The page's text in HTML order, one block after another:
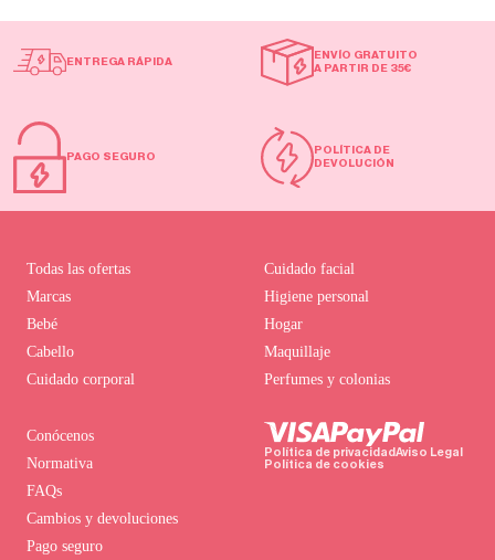
ENTREGA RÁPIDA
ENVÍO GRATUITO
A PARTIR DE 35€
PAGO SEGURO
POLÍTICA DE
DEVOLUCIÓN
Conócenos
Normativa
FAQs
Cambios y devoluciones
Pago seguro
Todas las ofertas
Marcas
Bebé
Cabello
Cuidado corporal
Cuidado facial
Higiene personal
Hogar
Maquillaje
Perfumes y colonias
Política de privacidadAviso Legal
Política de cookies